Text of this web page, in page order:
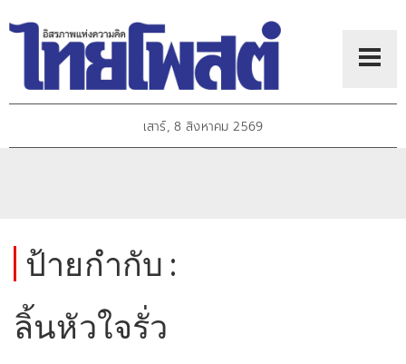
เสาร์, 8 สิงหาคม 2569
ป้ายกำกับ :
ลิ้นหัวใจรั่ว